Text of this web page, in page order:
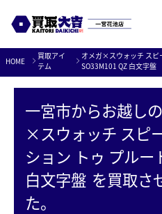
Skip
to
content
HOME
買取アイ
テム
オメガ×スウォッチ スピ
SO33M101 QZ 白文字盤
一宮市からお越し
×スウォッチ スピ
ション トゥ プルー
白文字盤 を買取さ
た。